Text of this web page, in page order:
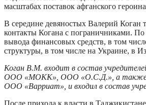
масштабах поставок афганского
В середине девяностых Валерий
контакты Когана с пограничниками.
вывода финансовых средств, в том
структуры, в том числе на Украине, в
Коган В.М. входит в состав
ООО «МОКК», ООО «О.С.Д.», а также
ООО «Варриат», и входил в состав